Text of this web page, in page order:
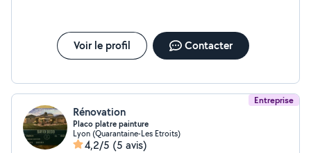
Voir le profil Contacter
Entreprise
Rénovation
Placo platre painture
Lyon (Quarantaine-Les Etroits)
4,2/5 (5 avis)